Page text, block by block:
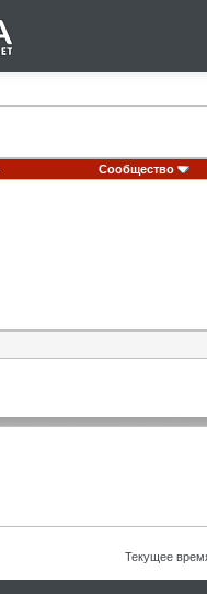
Сообщество
Текущее